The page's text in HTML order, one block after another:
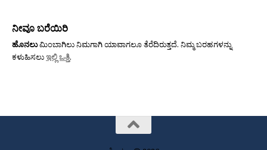
ನೀವೂ ಬರೆಯಿರಿ
ಹೊನಲುಮಿಂಬಾಗಿಲು ನಿಮಗಾಗಿ ಯಾವಾಗಲೂ ತೆರೆದಿರುತ್ತದೆ. ನಿಮ್ಮ ಬರಹಗಳನ್ನು
ಕಳುಹಿಸಲುಇಲ್ಲಿ ಒತ್ತಿ.